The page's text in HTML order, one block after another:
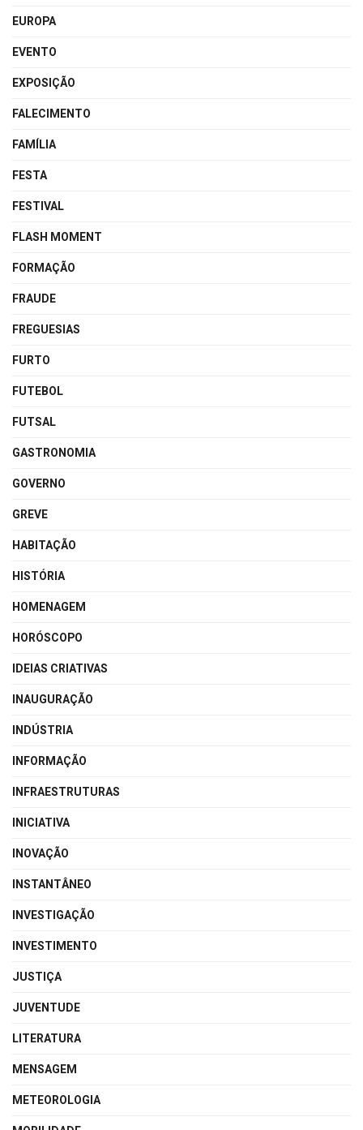
EUROPA
EVENTO
EXPOSIÇÃO
FALECIMENTO
FAMÍLIA
FESTA
FESTIVAL
FLASH MOMENT
FORMAÇÃO
FRAUDE
FREGUESIAS
FURTO
FUTEBOL
FUTSAL
GASTRONOMIA
GOVERNO
GREVE
HABITAÇÃO
HISTÓRIA
HOMENAGEM
HORÓSCOPO
IDEIAS CRIATIVAS
INAUGURAÇÃO
INDÚSTRIA
INFORMAÇÃO
INFRAESTRUTURAS
INICIATIVA
INOVAÇÃO
INSTANTÂNEO
INVESTIGAÇÃO
INVESTIMENTO
JUSTIÇA
JUVENTUDE
LITERATURA
MENSAGEM
METEOROLOGIA